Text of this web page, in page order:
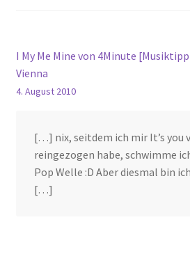
I My Me Mine von 4Minute
Vienna
4. August 2010
[…] nix, seitdem ich mir It’s you
reingezogen habe, schwimme
Pop Welle :D Aber diesmal bin
[…]